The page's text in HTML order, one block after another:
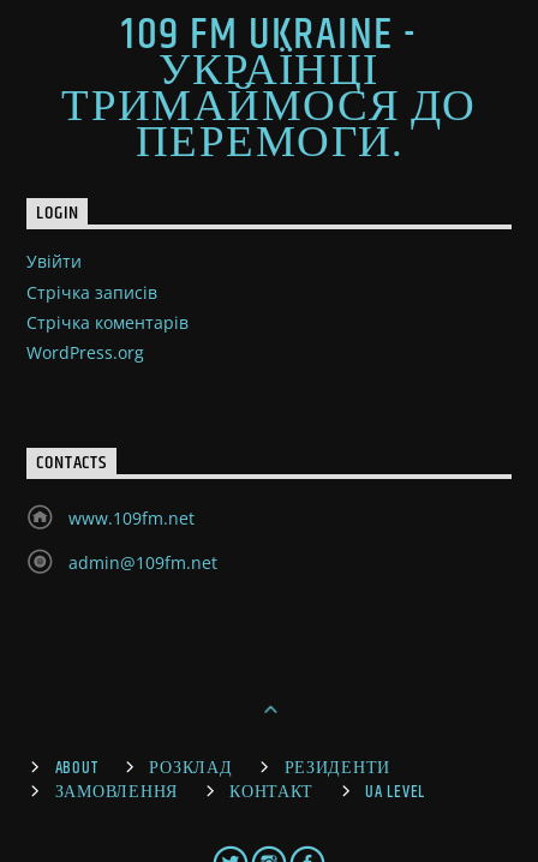
109 FM UKRAINE -
УКРАЇНЦІ
ТРИМАЙМОСЯ ДО
ПЕРЕМОГИ.
LOGIN
Увійти
Стрічка записів
Стрічка коментарів
WordPress.org
CONTACTS
www.109fm.net
admin@109fm.net
ABOUT РОЗКЛАД
РЕЗИДЕНТИ
ЗАМОВЛЕННЯ
КОНТАКТ UA LEVEL